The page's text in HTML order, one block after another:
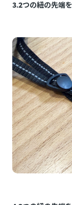
3.2つの紐の先端